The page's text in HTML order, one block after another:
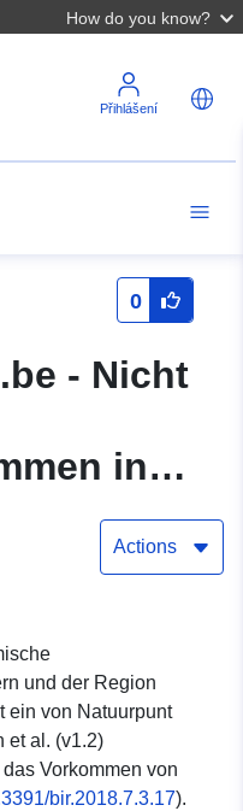
How do you know?
Přihlášení
0
- Nicht
in
Region
Actions
und der Region
ein von Natuurpunt
et al. (v1.2)
Vorkommen von
bir.2018.7.3.17).